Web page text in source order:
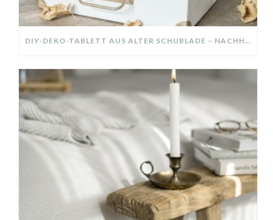
DIY-DEKO-TABLETT AUS ALTER SCHUBLADE – NACHHALTIGE HERBSTDEKO SELBER MACHEN!